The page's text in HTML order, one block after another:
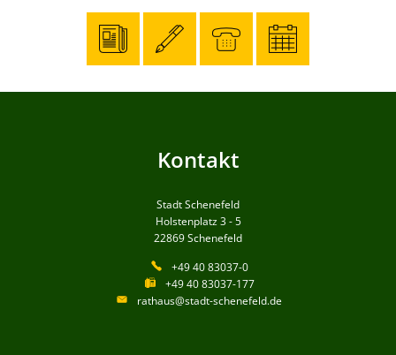
Kontakt
Stadt Schenefeld
Holstenplatz 3 - 5
22869Schenefeld
+49 40 83037-0
+49 40 83037-177
rathaus@stadt-schenefeld.de